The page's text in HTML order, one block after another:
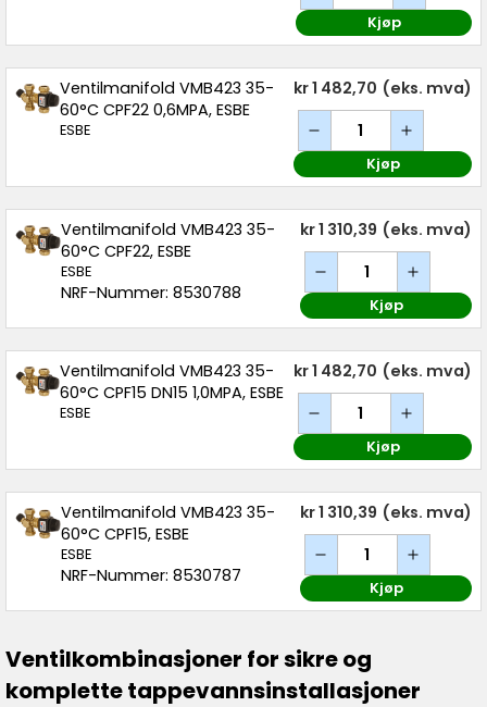
Kjøp
Ventilmanifold VMB423 35-
60°C CPF22 0,6MPA, ESBE
ESBE
kr 1 482,70 (eks. mva)
Kjøp
Ventilmanifold VMB423 35-
60°C CPF22, ESBE
ESBE
NRF-Nummer: 8530788
kr 1 310,39 (eks. mva)
Kjøp
Ventilmanifold VMB423 35-
60°C CPF15 DN15 1,0MPA, ESBE
ESBE
kr 1 482,70 (eks. mva)
Kjøp
Ventilmanifold VMB423 35-
60°C CPF15, ESBE
ESBE
NRF-Nummer: 8530787
kr 1 310,39 (eks. mva)
Kjøp
Ventilkombinasjoner for sikre og
komplette tappevannsinstallasjoner